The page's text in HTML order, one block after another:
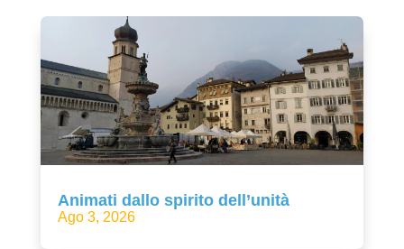
Animati dallo spirito dell’unità
Ago 3, 2026